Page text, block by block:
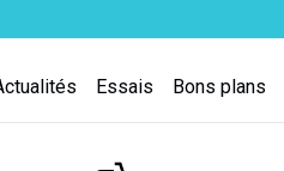
Essais Bons plans